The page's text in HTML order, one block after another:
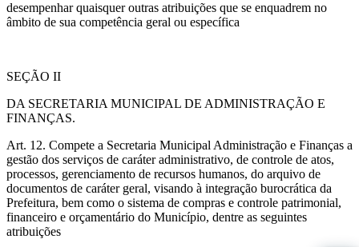
desempenhar quaisquer outras atribuições que se enquadrem no
âmbito de sua competência geral ou específica
SEÇÃO II
DA SECRETARIA MUNICIPAL DE ADMINISTRAÇÃO E
FINANÇAS.
Art. 12. Compete a Secretaria Municipal Administração e Finanças a
gestão dos serviços de caráter administrativo, de controle de atos,
processos, gerenciamento de recursos humanos, do arquivo de
documentos de caráter geral, visando à integração burocrática da
Prefeitura, bem como o sistema de compras e controle patrimonial,
financeiro e orçamentário do Município, dentre as seguintes
atribuições